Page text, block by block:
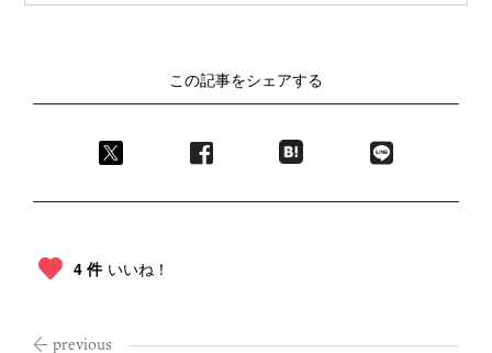
この記事をシェアする
4 件 いいね！